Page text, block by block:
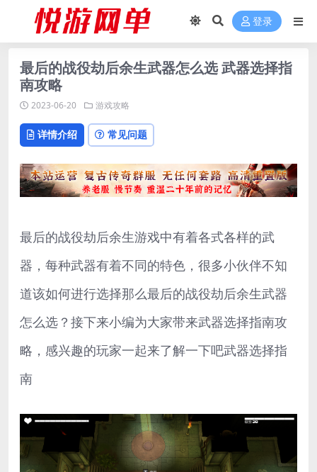
登录
最后的战役劫后余生武器怎么选 武器选择指
南攻略
2023-06-20 游戏攻略
详情介绍 常见问题
最后的战役劫后余生游戏中有着各式各样的武
器，每种武器有着不同的特色，很多小伙伴不知
道该如何进行选择那么最后的战役劫后余生武器
怎么选？接下来小编为大家带来武器选择指南攻
略，感兴趣的玩家一起来了解一下吧武器选择指
南